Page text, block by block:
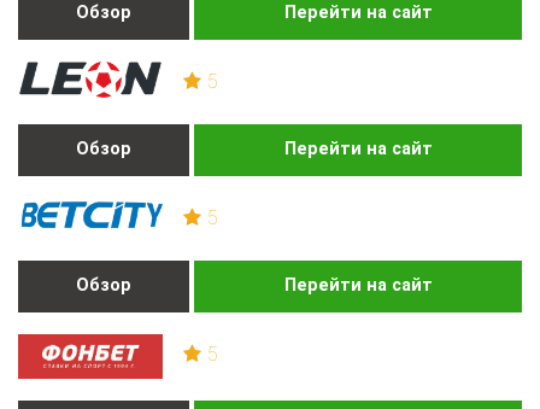
Обзор Перейти на сайт
5
Обзор Перейти на сайт
5
Обзор Перейти на сайт
5